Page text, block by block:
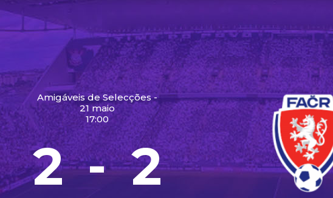
Amigáveis de Selecções -
21 maio
17:00
2 - 2